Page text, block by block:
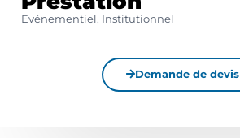
Evénementiel, Institutionnel
Demande de devis